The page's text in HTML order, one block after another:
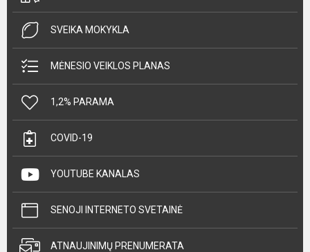
SVEIKA MOKYKLA
MĖNESIO VEIKLOS PLANAS
1,2% PARAMA
COVID-19
YOUTUBE KANALAS
SENOJI INTERNETO SVETAINĖ
ATNAUJINIMŲ PRENUMERATA